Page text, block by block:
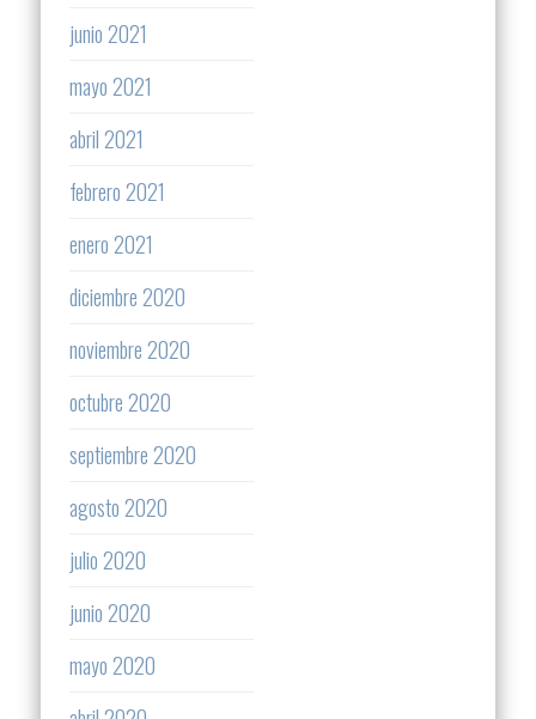
junio 2021
mayo 2021
abril 2021
febrero 2021
enero 2021
diciembre 2020
noviembre 2020
octubre 2020
septiembre 2020
agosto 2020
julio 2020
junio 2020
mayo 2020